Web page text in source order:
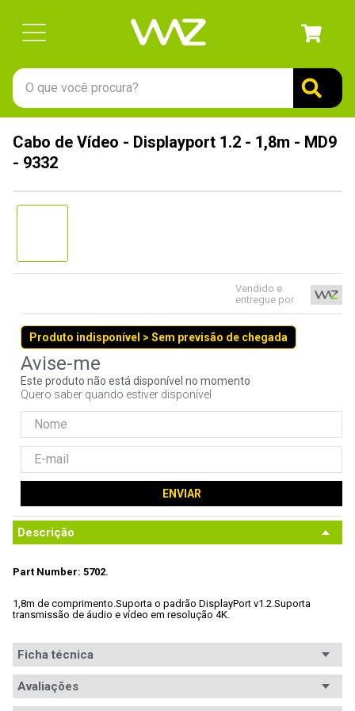
O que você procura?
Cabo de Vídeo - Displayport 1.2 - 1,8m - MD9
- 9332
Vendido e
entregue por
Produto indisponível > Sem previsão de chegada
Este produto não está disponível no momento
Quero saber quando estiver disponível
ENVIAR
Descrição
Part Number: 5702.
1,8m de comprimento.Suporta o padrão DisplayPort v1.2.Suporta
transmissão de áudio e vídeo em resolução 4K.
Ficha técnica
Conteúdo da
embalagem
Avaliações
1º
gabinete
7º
jonsbo
8º
controle
noctua
10º fractal